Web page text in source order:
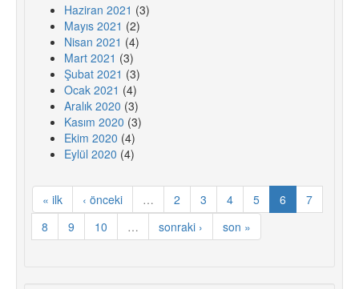
Haziran 2021 (3)
Mayıs 2021 (2)
Nisan 2021 (4)
Mart 2021 (3)
Şubat 2021 (3)
Ocak 2021 (4)
Aralık 2020 (3)
Kasım 2020 (3)
Ekim 2020 (4)
Eylül 2020 (4)
« ilk ‹ önceki … 2 3 4 5 6
7
8
9 10 … sonraki › son »